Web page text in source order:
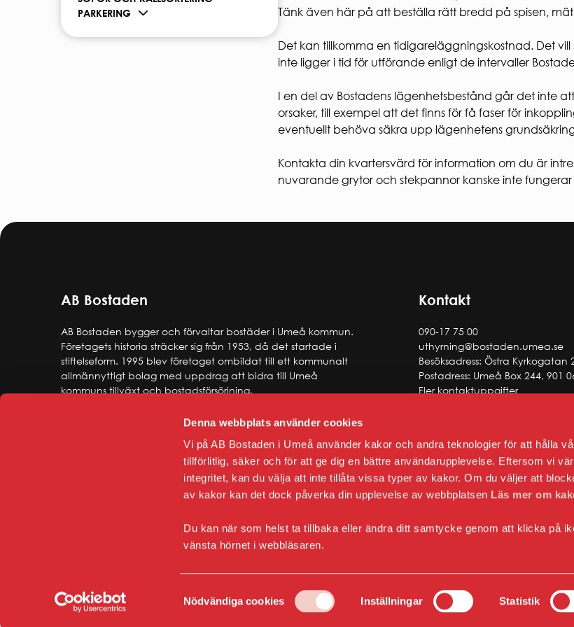
Denna webbplats använder cookies
Vi på AB Bostaden i Umeå använder kakor och andra teknologier för att hålla
tillförlitlig, säker och för att ge dig en bättre användarupplevelse. Eftersom vi
integritet, kan du välja att inte tillåta vissa typer av kakor. Om du väljer att
av kakor kan det dock påverka din upplevelse av webbplatsen Läs mer om
Du kan när som helst ta tillbaka eller ändra ditt samtycke genom att klicka på
vänsta hörnet i webbläsaren.
Nödvändiga cookies Inställningar Statistik
PARKERING
Tänk även här på att beställa rätt bredd på spisen,
Det kan tillkomma en tidigareläggningskostnad. Det
inte ligger i tid för utförande enligt de intervaller
I en del av Bostadens lägenhetsbestånd går det inte
orsaker, till exempel att det finns för få faser för
eventuellt behöva säkra upp lägenhetens
Kontakta din kvartersvärd för information om du är
nuvarande grytor och stekpannor kanske inte
AB Bostaden
AB Bostaden bygger och förvaltar bostäder i Umeå kommun.
Företagets historia sträcker sig från 1953, då det startade i
stiftelseform. 1995 blev företaget ombildat till ett kommunalt
allmännyttigt bolag med uppdrag att bidra till Umeå
kommuns tillväxt och bostadsförsörjning.
Kontakt
090-17 75 00
uthyrning@bostaden.umea.se
Besöksadress: Östra Kyrkogatan
Postadress: Umeå Box 244, 901
Fler kontaktuppgifter